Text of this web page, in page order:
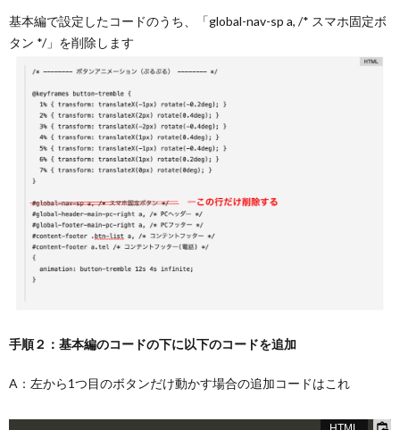
基本編で設定したコードのうち、「global-nav-sp a, /* スマホ固定ボ
タン */」を削除します
手順２：基本編のコードの下に以下のコードを追加
A：左から1つ目のボタンだけ動かす場合の追加コードはこれ